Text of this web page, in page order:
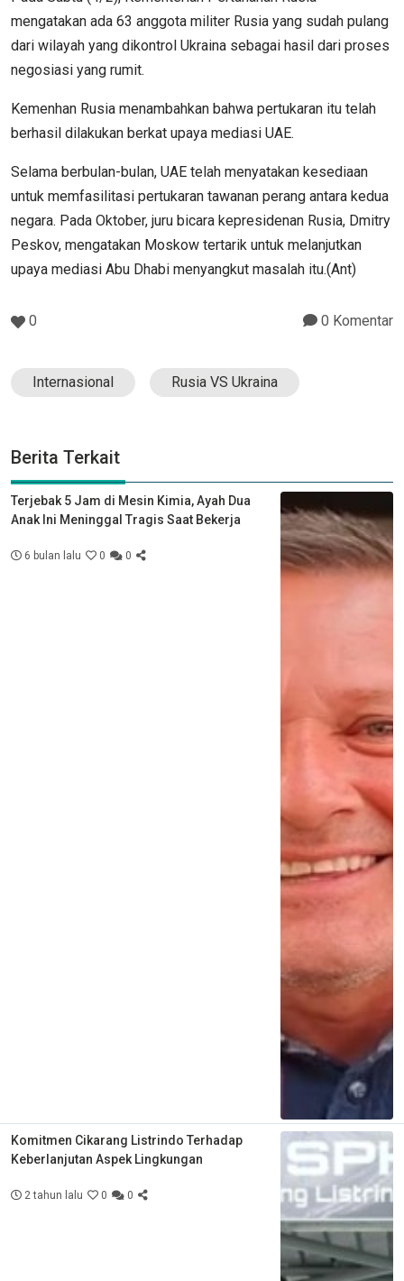
mengatakan ada 63 anggota militer Rusia yang sudah pulang
dari wilayah yang dikontrol Ukraina sebagai hasil dari proses
negosiasi yang rumit.
Kemenhan Rusia menambahkan bahwa pertukaran itu telah
berhasil dilakukan berkat upaya mediasi UAE.
Selama berbulan-bulan, UAE telah menyatakan kesediaan
untuk memfasilitasi pertukaran tawanan perang antara kedua
negara. Pada Oktober, juru bicara kepresidenan Rusia, Dmitry
Peskov, mengatakan Moskow tertarik untuk melanjutkan
upaya mediasi Abu Dhabi menyangkut masalah itu.(Ant)
0 0 Komentar
Internasional Rusia VS Ukraina
Berita Terkait
Terjebak 5 Jam di Mesin Kimia, Ayah Dua
Anak Ini Meninggal Tragis Saat Bekerja
6 bulan lalu 0 0
Komitmen Cikarang Listrindo Terhadap
Keberlanjutan Aspek Lingkungan
2 tahun lalu 0 0